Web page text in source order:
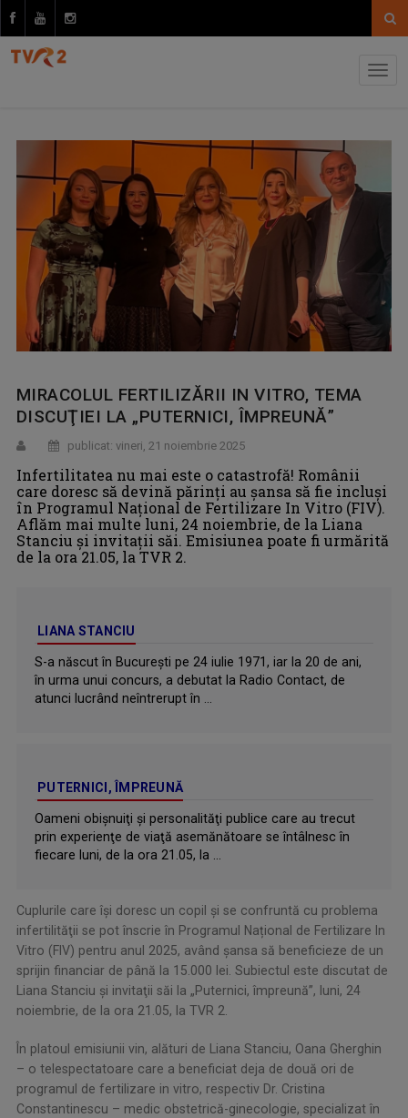
MIRACOLUL FERTILIZĂRII IN VITRO, TEMA
DISCUŢIEI LA „PUTERNICI, ÎMPREUNĂ”
publicat: vineri, 21 noiembrie 2025
Infertilitatea nu mai este o catastrofă! Românii
care doresc să devină părinţi au şansa să fie incluşi
în Programul Național de Fertilizare In Vitro (FIV).
Aflăm mai multe luni, 24 noiembrie, de la Liana
Stanciu şi invitaţii săi. Emisiunea poate fi urmărită
de la ora 21.05, la TVR 2.
LIANA STANCIU
S-a născut în București pe 24 iulie 1971, iar la 20 de ani,
în urma unui concurs, a debutat la Radio Contact, de
atunci lucrând neîntrerupt în ...
PUTERNICI, ÎMPREUNĂ
Oameni obişnuiţi şi personalităţi publice care au trecut
prin experienţe de viaţă asemănătoare se întâlnesc în
fiecare luni, de la ora 21.05, la ...
Cuplurile care îşi doresc un copil şi se confruntă cu problema
infertilităţii se pot înscrie în Programul Național de Fertilizare In
Vitro (FIV) pentru anul 2025, având şansa să beneficieze de un
sprijin financiar de până la 15.000 lei. Subiectul este discutat de
Liana Stanciu şi invitaţii săi la „Puternici, împreună”, luni, 24
noiembrie, de la ora 21.05, la TVR 2.
În platoul emisiunii vin, alături de Liana Stanciu, Oana Gherghin
– o telespectatoare care a beneficiat deja de două ori de
programul de fertilizare in vitro, respectiv Dr. Cristina
Constantinescu – medic obstetrică-ginecologie, specializat în